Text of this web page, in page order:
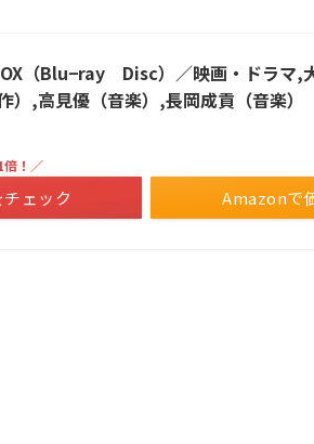
（Blu−ray Disc）／映画・ドラマ,
）,高見優（音楽）,長岡成貢（音楽）
Amazonで
倍！／
ェック